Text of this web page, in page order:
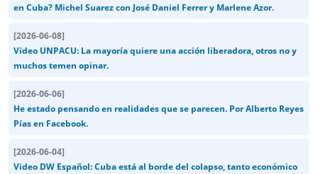
en Cuba? Michel Suarez con José Daniel Ferrer y Marlene Azor.
[2026-06-08]
Video UNPACU: La mayoría quiere una acción liberadora, otros no y
muchos temen opinar.
[2026-06-06]
He estado pensando en realidades que se parecen. Por Alberto Reyes
Pías en Facebook.
[2026-06-04]
Video DW Español: Cuba está al borde del colapso, tanto económico